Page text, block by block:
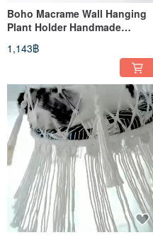
Boho Macrame Wall Hanging
Plant Holder Handmade
Indoor Plant Hanger
1,143฿